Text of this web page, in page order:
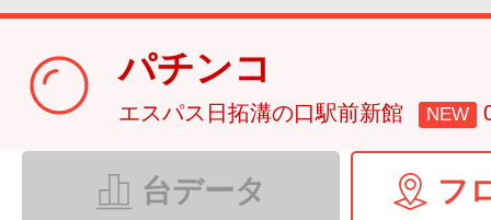
パチンコ
エスパス日拓溝の口駅前新館 NEW
台データ フ